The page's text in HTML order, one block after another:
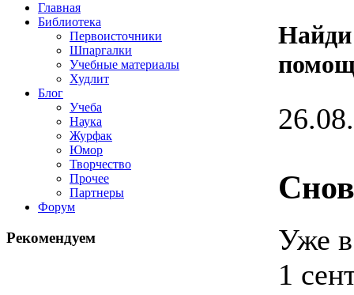
Главная
Библиотека
Первоисточники
Шпаргалки
Учебные материалы
Худлит
Блог
Учеба
Наука
Журфак
Юмор
Творчество
Прочее
Партнеры
Форум
Рекомендуем
Найди
Уже
1